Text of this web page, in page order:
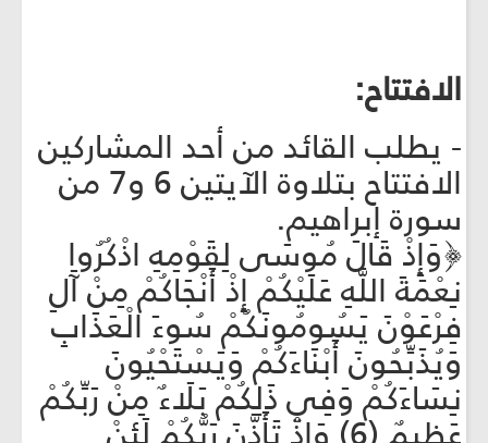
الافتتاح:
- يطلب القائد من أحد المشاركين
الافتتاح بتلاوة الآيتين 6 و7 من
سورة إبراهيم.
﴿وَإِذْ قَالَ مُوسَى لِقَوْمِهِ اذْكُرُوا
نِعْمَةَ اللَّهِ عَلَيْكُمْ إِذْ أَنْجَاكُمْ مِنْ آَلِ
فِرْعَوْنَ يَسُومُونَكُمْ سُوءَ الْعَذَابِ
وَيُذَبِّحُونَ أَبْنَاءَكُمْ وَيَسْتَحْيُونَ
نِسَاءَكُمْ وَفِي ذَلِكُمْ بَلَاءٌ مِنْ رَبِّكُمْ